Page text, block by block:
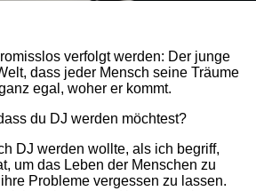
verfolgt werden: Der junge
dass jeder Mensch seine Träume
egal, woher er kommt.
du DJ werden möchtest?
DJ werden wollte, als ich begriff,
um das Leben der Menschen zu
Probleme vergessen zu lassen.